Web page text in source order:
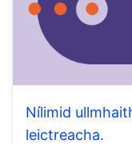
Nílimid
leictreacha.